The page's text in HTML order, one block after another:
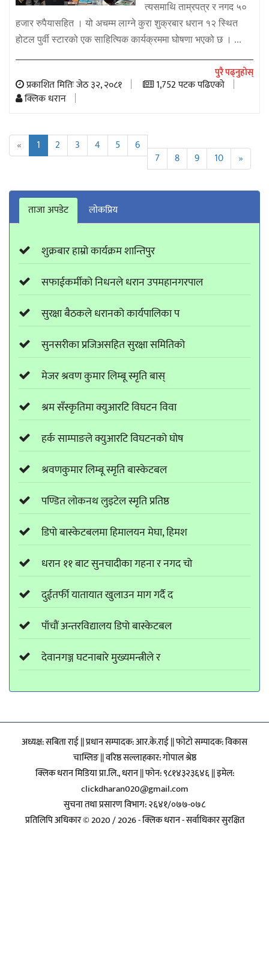
त्यसमाथि ताम्रपत्र र नगद ५०
हजार रुपैयासहित । यो अचम्म लाग्ने कुरा शुक्रबार धरान १२ स्थित
होटल पुर्वी स्टारको एक साहित्यिक कार्यक्रममा घोषणा भएको छ । ...
पुरै पढ्नुहोस्
प्रकाशित मितिः जेठ ३२, २०८१
1,752 पटक पढिएको
क्लिक धरान
« 1 2 3 4 5
6
7
8 9 10 »
ताजा अपडेट लाेकप्रिय
शुक्रबार हाम्रो कार्यक्रम शान्तिपुर
सफाईकर्मीको निधनले धरान उपमहानगरपाल
सुरक्षा बैठकले धरानको कार्यपालिका प
सुनसरीका प्रजिअसहित सुरक्षा समितिको
मेजर श्रवण कुमार लिम्बू स्मृति बास्
श्रम सँस्कृतिमा क्युआरटि विघटन विवा
हर्क साम्पाङले क्युआरटि विघटनको घोष
श्रवणकुमार लिम्बू स्मृति बास्केटबल
पण्डित लोकनथ लुइटेल स्मृति प्रतिष्ठ
डिपो बास्केटबलमा हिमालयन मेघा, हिमश
धरान ११ बाट सुनचादीका गहना र नगद चो
दुईतर्फी यातायात खुलाउन माग गर्दै द
पाँचौं अन्तरविद्यालय डिपो बास्केटबल
देवानगञ्ज घटनाबारे मुख्यमन्त्रीले र
अध्यक्ष: सबिता राई || प्रधान सम्पादक: आर.के.राई || फाेटाे सम्पादक: विकास
चाम्लिङ || वरिष्ठ सल्लाहकार: गाेपाल श्रेष्ठ
क्लिक धरान मिडिया प्रा.लि., धरान || फोन: ९८१४३२३६४६ || इमेल:
clickdharan020@gmail.com
सुचना तथा प्रसारण विभाग: २६४१/०७७-०७८
प्रतिलिपि अधिकार © 2020 / 2026 - क्लिक धरान - सर्वाधिकार सुरक्षित